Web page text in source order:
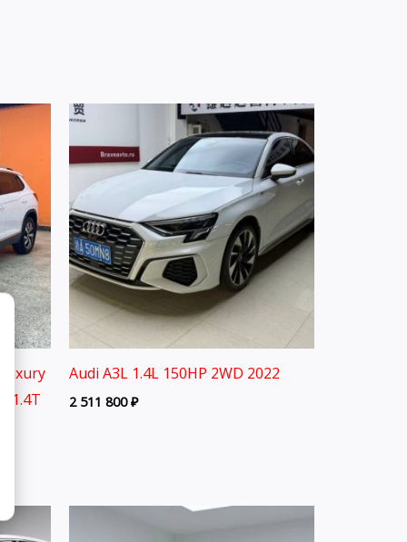
1.4T
Audi A3L 1.4L 150HP 2WD 2022
2 511 800₽